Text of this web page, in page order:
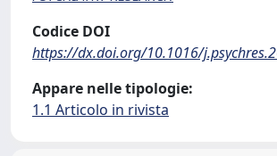
Codice DOI
https://dx.doi.org/10.1016/
Appare nelle tipologie:
1.1 Articolo in rivista